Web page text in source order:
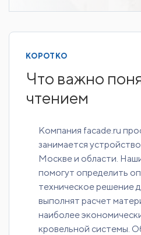
КОРОТКО
Что важно
чтением
Компания facade.ru
занимается
Москве и области.
помогут определить
техническое решение
выполнят расчет
наиболее
кровельной системы.